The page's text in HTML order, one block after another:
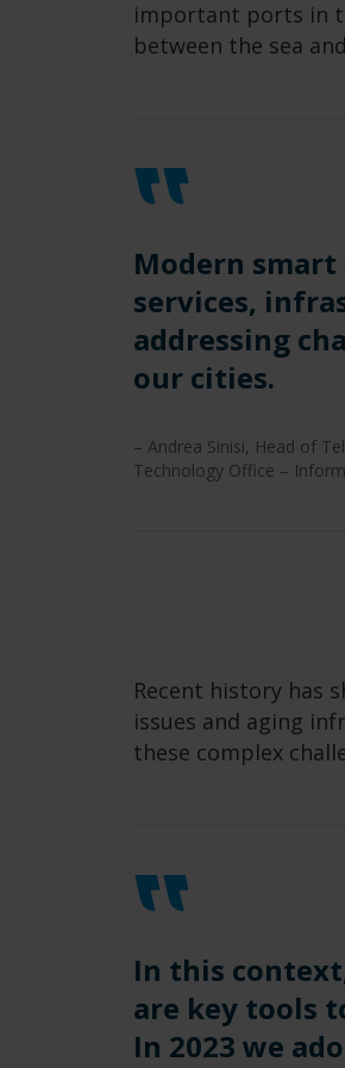
important ports in
between the sea
Modern
services,
addressing
our cities.
– Andrea Sinisi, Head of
Technology Office –
Recent history has
issues and aging
these complex
In this
are key tools
In 2023 we